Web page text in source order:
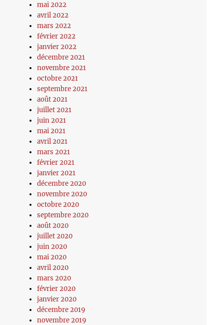
mai 2022
avril 2022
mars 2022
février 2022
janvier 2022
décembre 2021
novembre 2021
octobre 2021
septembre 2021
août 2021
juillet 2021
juin 2021
mai 2021
avril 2021
mars 2021
février 2021
janvier 2021
décembre 2020
novembre 2020
octobre 2020
septembre 2020
août 2020
juillet 2020
juin 2020
mai 2020
avril 2020
mars 2020
février 2020
janvier 2020
décembre 2019
novembre 2019